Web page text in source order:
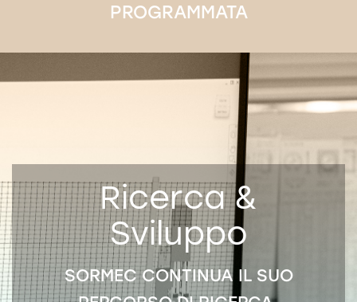
PROGRAMMATA
Ricerca &
Sviluppo
SORMEC CONTINUA IL SUO